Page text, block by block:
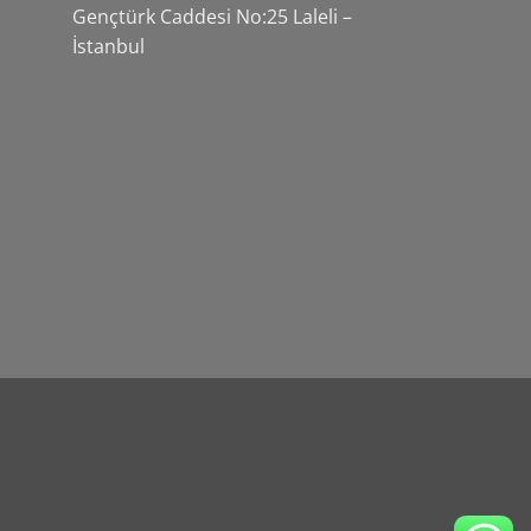
Gençtürk Caddesi No:25 Laleli –
İstanbul